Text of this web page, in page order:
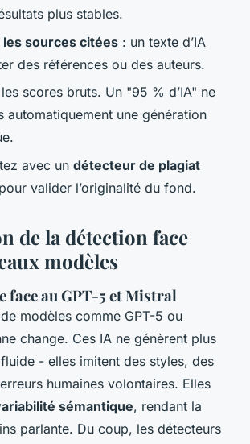
plus stables.
sources citées : un texte d’IA
des références ou des auteurs.
scores bruts. Un "95 % d’IA" ne
automatiquement une génération
avec un détecteur de plagiat
pour valider l’originalité du fond.
de la détection face
modèles
face au GPT-5 et Mistral
modèles comme GPT-5 ou
change. Ces IA ne génèrent plus
- elles imitent des styles, des
humaines volontaires. Elles
sémantique, rendant la
parlante. Du coup, les détecteurs